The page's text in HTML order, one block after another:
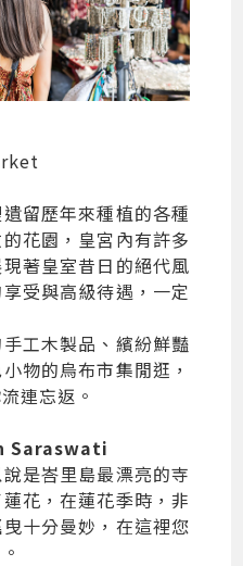
留歷年來種植的各種
花園，皇宮內有許多
著皇室昔日的絕代風
受與高級待遇，一定
工木製品、繽紛鮮豔
物的烏布市集閒逛，
連忘返。
Saraswati
是峇里島最漂亮的寺
花，在蓮花季時，非
十分曼妙，在這裡您